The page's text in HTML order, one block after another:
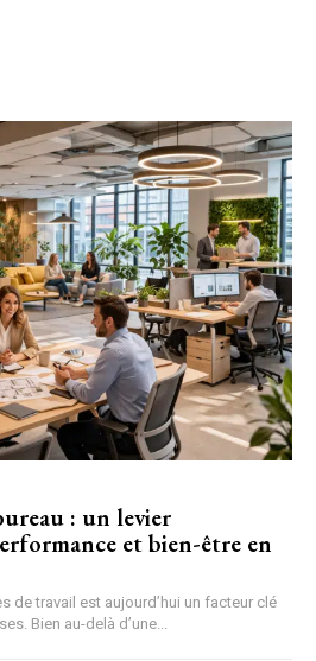
: un levier
et bien-être en
de travail est aujourd’hui un facteur clé
Bien au-delà d’une...